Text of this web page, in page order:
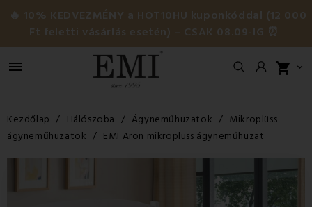
🔥 10% KEDVEZMÉNY a HOT10HU kuponkóddal (12 000
Ft feletti vásárlás esetén) – CSAK 08.09-IG ⏰
 shopping_cart 
Kezdőlap Hálószoba Ágyneműhuzatok
Mikroplüss
ágyneműhuzatok
EMI Aron mikroplüss ágyneműhuzat